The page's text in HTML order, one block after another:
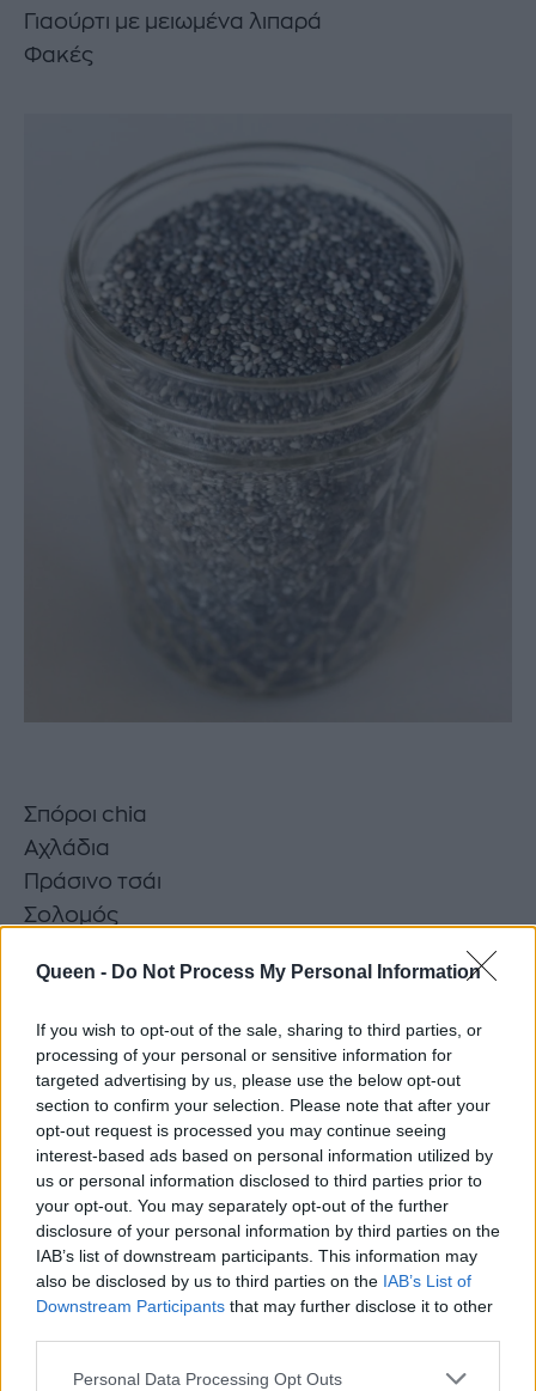
Queen - Do Not Process My Personal Information
If you wish to opt-out of the sale, sharing to third parties, or
processing of your personal or sensitive information for
targeted advertising by us, please use the below opt-out
section to confirm your selection. Please note that after your
opt-out request is processed you may continue seeing
interest-based ads based on personal information utilized by
us or personal information disclosed to third parties prior to
your opt-out. You may separately opt-out of the further
disclosure of your personal information by third parties on the
IAB’s list of downstream participants. This information may
also be disclosed by us to third parties on the IAB’s List of
Downstream Participants that may further disclose it to other
Personal Data Processing Opt Outs
Γιαούρτι με μειωμένα λιπαρά
Φακές
Σπόροι chia
Αχλάδια
Πράσινο τσάι
Σολομός
Βρώμη